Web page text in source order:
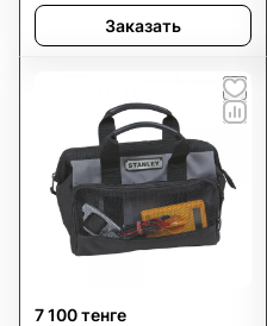
Заказать
7 100 тенге